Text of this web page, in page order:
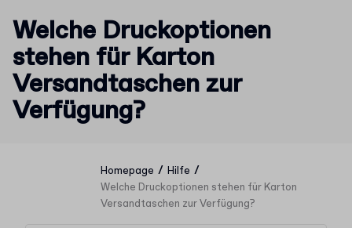
Welche Druckoptionen
stehen für Karton
Versandtaschen zur
Verfügung?
Homepage / Hilfe /
Welche Druckoptionen stehen für Karton
Versandtaschen zur Verfügung?